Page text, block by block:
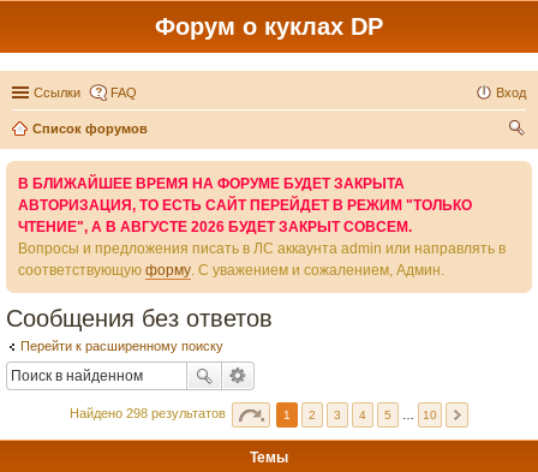
Форум о куклах DP
Ссылки FAQ Вход
Список форумов
В БЛИЖАЙШЕЕ ВРЕМЯ НА ФОРУМЕ БУДЕТ ЗАКРЫТА
АВТОРИЗАЦИЯ, ТО ЕСТЬ САЙТ ПЕРЕЙДЕТ В РЕЖИМ "ТОЛЬКО
ЧТЕНИЕ", А В АВГУСТЕ 2026 БУДЕТ ЗАКРЫТ СОВСЕМ.
Вопросы и предложения писать в ЛС аккаунта admin или направлять в
соответствующую форму. С уважением и сожалением, Админ.
Сообщения без ответов
Перейти к расширенному поиску
Найдено 298 результатов 1 2 3 4 5 10
Темы